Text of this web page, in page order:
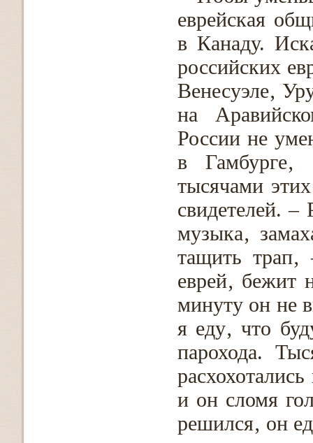
еврейская
в Канаду.
российских
Венесуэле‚
на
России не
в Гамбурге‚
тысячами
свидетелей. –
музыка‚
тащить
еврей‚ бежит
минуту он не
я еду‚ что
парохода.
и он сломя
решился‚ он